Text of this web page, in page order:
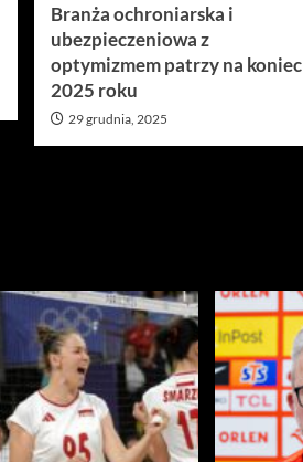
Branża ochroniarska i
ubezpieczeniowa z
optymizmem patrzy na koniec
2025 roku
29 grudnia, 2025